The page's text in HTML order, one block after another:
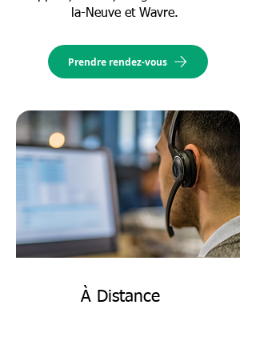
la-Neuve et Wavre.
Prendre rendez-vous
À Distance